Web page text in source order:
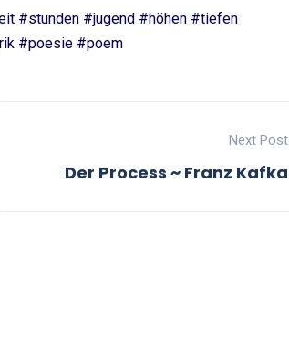
#stunden #jugend #höhen #tiefen
#poesie #poem
Next Post
Der Process ~ Franz Kafka